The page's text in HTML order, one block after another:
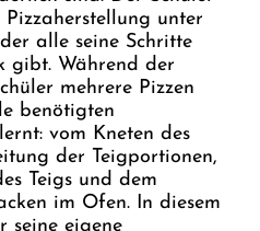
unter
alle seine Schritte
gibt. Während der
mehrere Pizzen
benötigten
vom Kneten des
der Teigportionen,
Teigs und dem
im Ofen. In diesem
seine eigene